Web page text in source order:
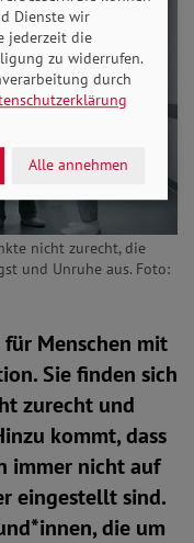
nicht zurecht, die
und Unruhe aus. Foto:
Menschen mit
Sie finden sich
zurecht und
kommt, dass
immer nicht auf
eingestellt sind.
die um
Dienste wir
jederzeit die
zu widerrufen.
durch
Alle annehmen